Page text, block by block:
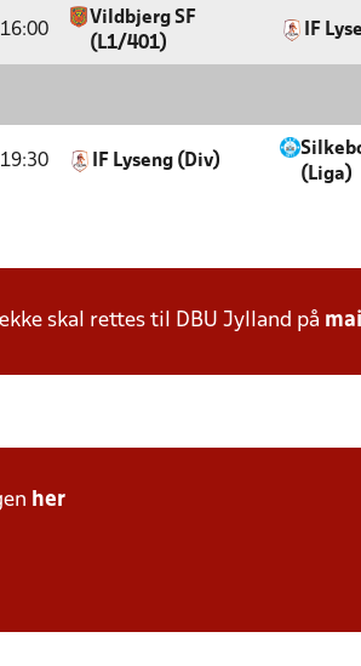
16:00
Vildbjerg SF
(L1/401)
IF
19:30 IF Lyseng (Div)
(Liga)
skal rettes til DBU Jylland på mail
her